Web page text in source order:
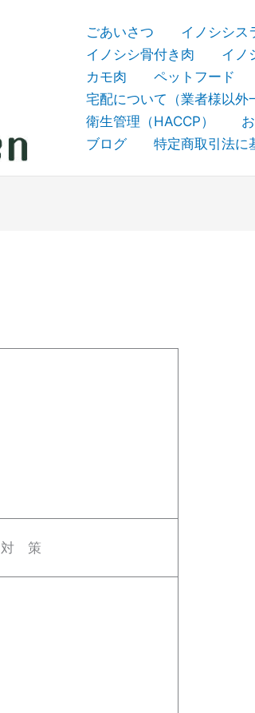
ごあいさつ イノシシス
イノシシ骨付き肉
イノ
カモ肉
ペットフード
宅配について（業者様以外
衛生管理（HACCP）
ブログ
特定商取引法に
対 策